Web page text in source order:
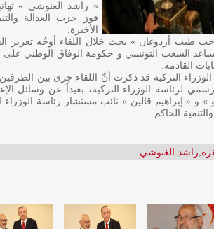
« راشد الغنوشي »
فوز حزب العدالة
الأخيرة.
طيب أردوغان » بحث خلال اللقاء أوجُه تعزيز
يساعد الشعب التونسي و حكومة الوفاق الوطني على
القادمة.
التركية قد ذكرت أنّ اللقاء جرى بين
لرئاسة الوزراء التركية، بعيداً عن وسائل
» و « إبراهيم قالين » نائب مستشار رئاسة
الحاكم.
;راشد الغنوشي